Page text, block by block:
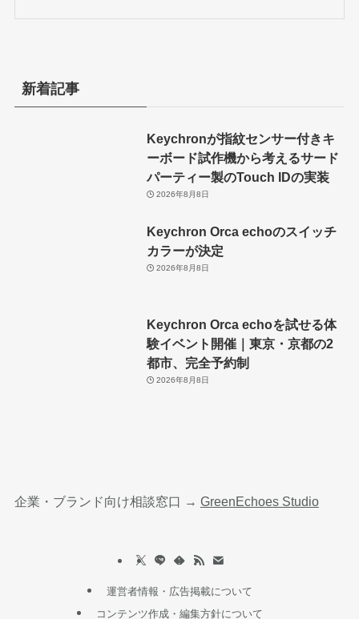
新着記事
Keychronが指紋センサー付きキ
ーボード試作機から考えるサード
パーティー製のTouch IDの実装
2026年8月8日
Keychron Orca echoのスイッチ
カラーが決定
2026年8月8日
Keychron Orca echoを試せる体
験イベント開催｜東京・京都の2
都市、完全予約制
2026年8月8日
企業・ブランド向け相談窓口 → GreenEchoes Studio
運営者情報・広告掲載について
コンテンツ作成・編集方針について